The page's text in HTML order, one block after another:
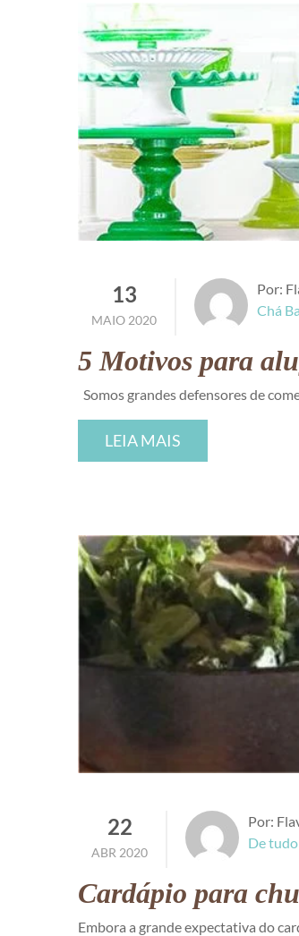
13
MAIO 2020
Por:
Chá
5 Motivos para
Somos grandes defensores de
LEIA MAIS
22
ABR 2020
Por:
De
Cardápio para
Embora a grande expectativa do